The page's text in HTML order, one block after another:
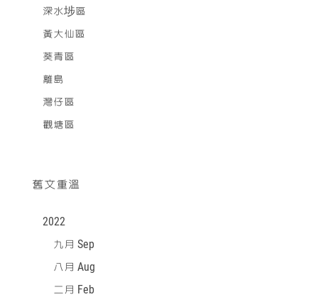
深水埗區
黃大仙區
葵青區
離島
灣仔區
觀塘區
舊文重溫
2022
九月 Sep
八月 Aug
二月 Feb